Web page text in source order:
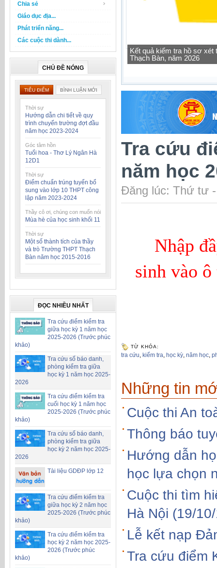
Chia sẻ
Giáo dục địa...
Phát triển năng...
Các cuộc thi dành...
CHỦ ĐỀ NÓNG
TIÊU ĐIỂM BÌNH LUẬN MỚI
Thời sự
Hướng dẫn chi tiết về quy
trình chuyển trường đợt đầu
năm học 2023-2024
Góc tâm hồn
Tuổi hoa - Thơ Lý Ngân Hà
12D1
Thời sự
Điểm chuẩn trúng tuyển bổ
sung vào lớp 10 THPT công
lập năm 2023-2024
Thầy cô ơi, chúng con muốn nói
Mùa hè của học sinh khối 11
Thời sự
Một số thành tích của thầy
và trò Trường THPT Thạch
Bàn năm học 2015-2016
ĐỌC NHIỀU NHẤT
Tra cứu điểm kiểm tra
giữa học kỳ 1 năm học
2025-2026 (Trước phúc
khảo)
Tra cứu số báo danh,
phòng kiểm tra giữa
học kỳ 1 năm học 2025-
2026
Tra cứu điểm kiểm tra
cuối học kỳ 1 năm học
2025-2026 (Trước phúc
khảo)
Tra cứu số báo danh,
phòng kiểm tra giữa
học kỳ 2 năm học 2025-
2026
Tài liệu GDĐP lớp 12
Tra cứu điểm kiểm tra
giữa học kỳ 2 năm học
2025-2026 (Trước phúc
khảo)
Tra cứu điểm kiểm tra
học kỳ 2 năm học 2025-
2026 (Trước phúc
khảo)
Kết quả kiểm tra hồ sơ
Thạch Bàn, năm 2026
Tra cứu thông tin lớp học
Tra cứu
năm học
Đăng lúc: Thứ tư
Nhập
sinh vào
TỪ KHÓA:
tra cứu, kiểm tra, học kỳ, năm học,
Những tin
Cuộc thi An
Thông báo
Hướng dẫn
học lựa chọn
Cuộc thi tìm
Hà Nội (19/
Lễ kết nạp
Tra cứu điểm